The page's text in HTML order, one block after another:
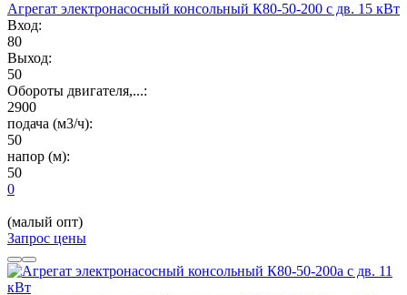
Агрегат электронасосный консольный К80-50-200 с дв. 15 кВт
Вход:
80
Выход:
50
Обороты двигателя,...:
2900
подача (м3/ч):
50
напор (м):
50
0
(малый опт)
Запрос цены